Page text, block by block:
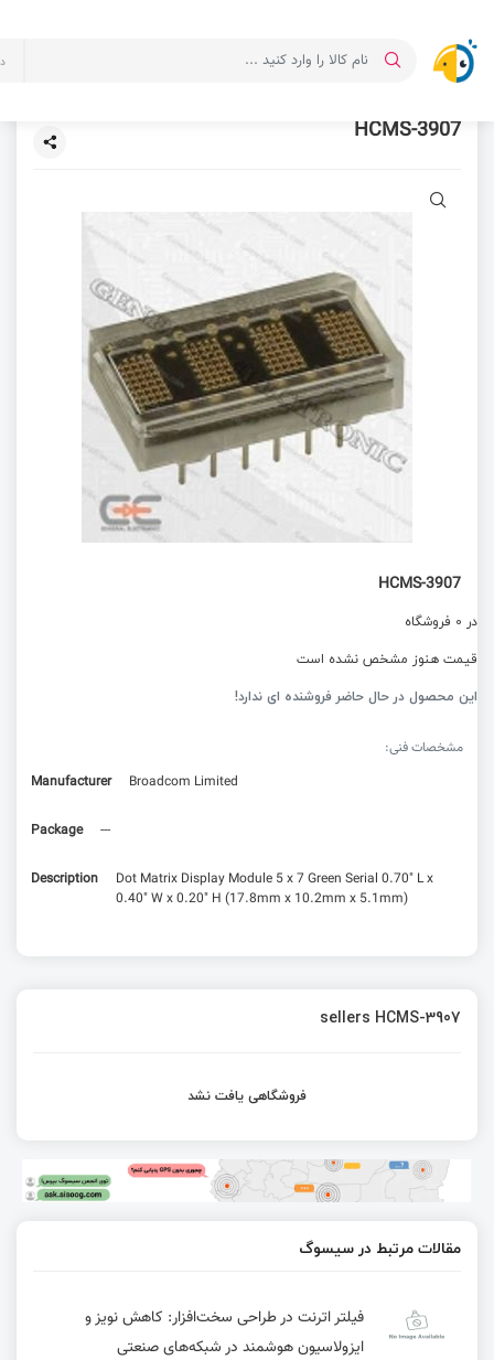
HCMS-3907
HCMS-3907
در 0 فروشگاه
قیمت هنوز مشخص نشده است
این محصول در حال حاضر فروشنده ای ندارد!
مشخصات فنی:
Manufacturer
Broadcom Limited
Package ---
Description
Dot Matrix Display Module 5 x 7 Green Serial 0.70" L x
0.40" W x 0.20" H (17.8mm x 10.2mm x 5.1mm)
sellers HCMS-3907
فروشگاهی یافت نشد
مقالات مرتبط در سیسوگ
فیلتر اترنت در طراحی سخت‌افزار: کاهش نویز و
ایزولاسیون هوشمند در شبکه‌های صنعتی